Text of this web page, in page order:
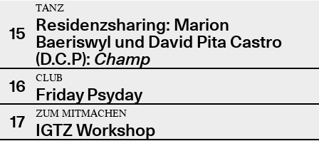
15
TANZ
Residenzsharing: Marion
Baeriswyl und David Pita Castro
(D.C.P): Champ
16
CLUB
Friday Psyday
17
ZUM MITMACHEN
IGTZ Workshop